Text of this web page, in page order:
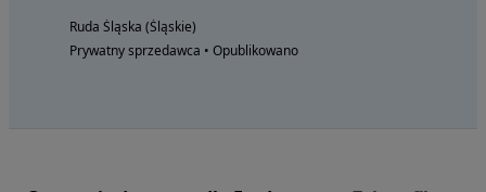
Ruda Śląska (Śląskie)
Prywatny sprzedawca • Opublikowano